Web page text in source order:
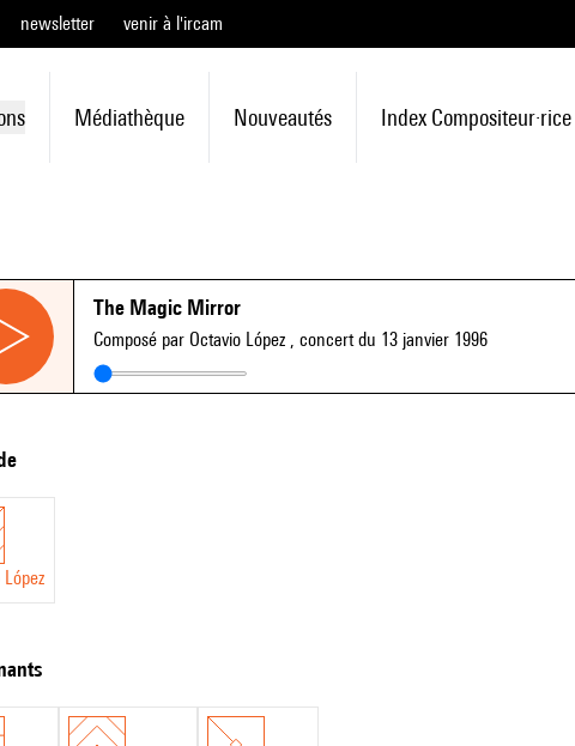
newsletter venir à l'ircam
Médiathèque Nouveautés Index Compositeur·rice
The Magic Mirror
Composé par Octavio López , concert du 13 janvier 1996